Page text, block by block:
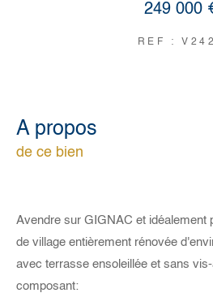
249 000
REF :
a propos
de ce bien
Avendre sur GIGNAC et idéalement
de village entièrement rénovée
avec terrasse ensoleillée et sans
composant: